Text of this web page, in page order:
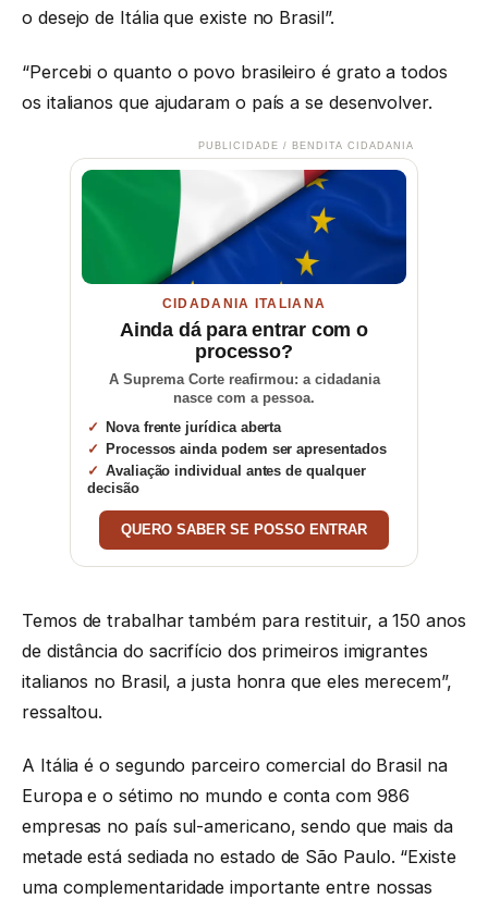
o desejo de Itália que existe no Brasil”.
“Percebi o quanto o povo brasileiro é grato a todos
os italianos que ajudaram o país a se desenvolver.
PUBLICIDADE / BENDITA CIDADANIA
CIDADANIA ITALIANA
Ainda dá para entrar com o
processo?
A Suprema Corte reafirmou: a cidadania
nasce com a pessoa.
Nova frente jurídica aberta
Processos ainda podem ser apresentados
Avaliação individual antes de qualquer
decisão
QUERO SABER SE POSSO ENTRAR
Temos de trabalhar também para restituir, a 150 anos
de distância do sacrifício dos primeiros imigrantes
italianos no Brasil, a justa honra que eles merecem”,
ressaltou.
A Itália é o segundo parceiro comercial do Brasil na
Europa e o sétimo no mundo e conta com 986
empresas no país sul-americano, sendo que mais da
metade está sediada no estado de São Paulo. “Existe
uma complementaridade importante entre nossas